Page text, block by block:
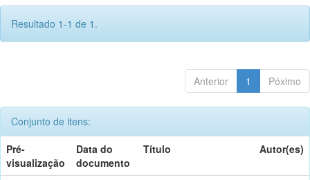
Resultado 1-1 de 1.
Anterior 1 Póximo
Conjunto de itens:
Pré-
visualização
Data do
documento
Título Autor(es)